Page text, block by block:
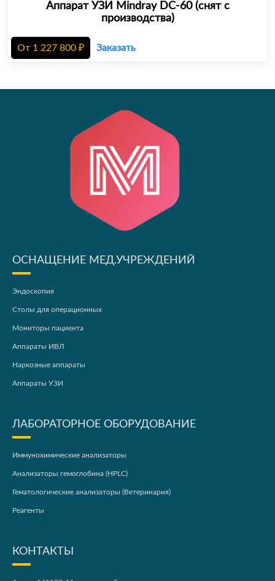
Аппарат УЗИ Mindray DC-60 (снят с
производства)
От 1 227 800 ₽ Заказать
ОСНАЩЕНИЕ МЕД.УЧРЕЖДЕНИЙ
Эндоскопия
Столы для операционных
Мониторы пациента
Аппараты ИВЛ
Наркозные аппараты
Аппараты УЗИ
ЛАБОРАТОРНОЕ ОБОРУДОВАНИЕ
Иммунохимические анализаторы
Анализаторы гемоглобина (HPLC)
Гематологические анализаторы (Ветеринария)
Реагенты
КОНТАКТЫ